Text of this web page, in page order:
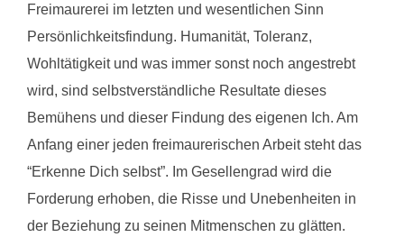
Freimaurerei im letzten und wesentlichen Sinn
Persönlichkeitsfindung. Humanität, Toleranz,
Wohltätigkeit und was immer sonst noch angestrebt
wird, sind selbstverständliche Resultate dieses
Bemühens und dieser Findung des eigenen Ich. Am
Anfang einer jeden freimaurerischen Arbeit steht das
“Erkenne Dich selbst”. Im Gesellengrad wird die
Forderung erhoben, die Risse und Unebenheiten in
der Beziehung zu seinen Mitmenschen zu glätten.